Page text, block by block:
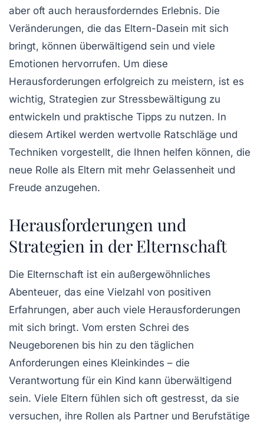
aber oft auch herausforderndes Erlebnis. Die
Veränderungen, die das Eltern-Dasein mit sich
bringt, können überwältigend sein und viele
Emotionen hervorrufen. Um diese
Herausforderungen erfolgreich zu meistern, ist es
wichtig, Strategien zur Stressbewältigung zu
entwickeln und praktische Tipps zu nutzen. In
diesem Artikel werden wertvolle Ratschläge und
Techniken vorgestellt, die Ihnen helfen können, die
neue Rolle als Eltern mit mehr Gelassenheit und
Freude anzugehen.
Herausforderungen und
Strategien in der Elternschaft
Die Elternschaft ist ein außergewöhnliches
Abenteuer, das eine Vielzahl von positiven
Erfahrungen, aber auch viele Herausforderungen
mit sich bringt. Vom ersten Schrei des
Neugeborenen bis hin zu den täglichen
Anforderungen eines Kleinkindes – die
Verantwortung für ein Kind kann überwältigend
sein. Viele Eltern fühlen sich oft gestresst, da sie
versuchen, ihre Rollen als Partner und Berufstätige